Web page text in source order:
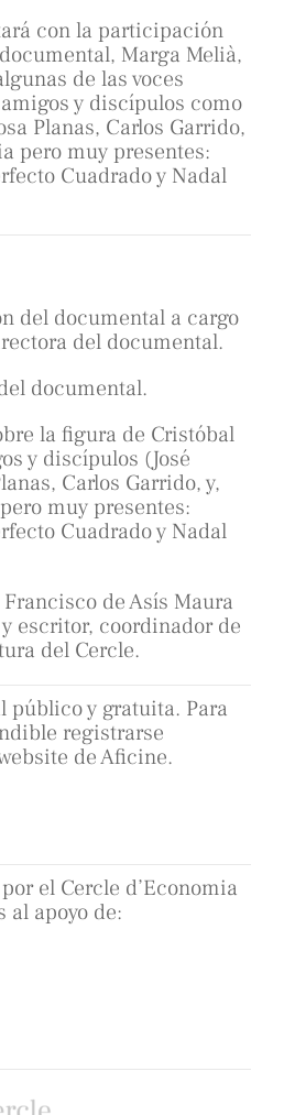
con la participación
Marga Melià,
de las voces
y discípulos como
Planas, Carlos Garrido,
pero muy presentes:
Cuadrado y Nadal
del documental a cargo
del documental.
documental.
la figura de Cristóbal
y discípulos (José
Carlos Garrido, y,
muy presentes:
Cuadrado y Nadal
de Asís Maura
escritor, coordinador de
del Cercle.
público y gratuita. Para
registrarse
de Aficine.
el Cercle d’Economia
al apoyo de: